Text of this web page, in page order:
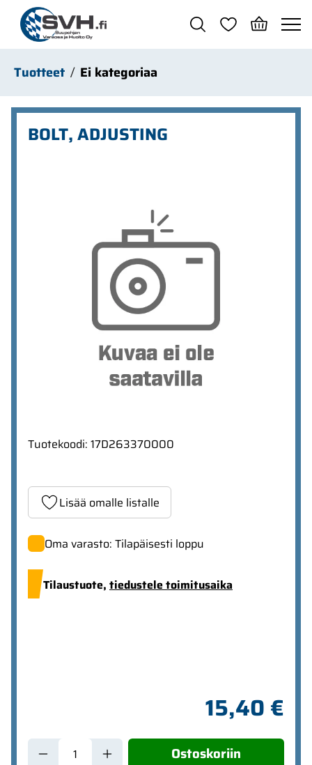
Siirry pääsisältöön
Tuotteet Ei kategoriaa
BOLT, ADJUSTING
Tuotekoodi: 17D263370000
Lisää omalle listalle
Oma varasto: Tilapäisesti loppu
Tilaustuote, tiedustele toimitusaika
15,40 €
Ostoskoriin